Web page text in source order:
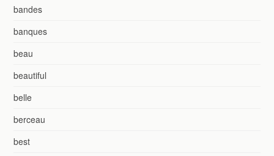
bandes
banques
beau
beautiful
belle
berceau
best